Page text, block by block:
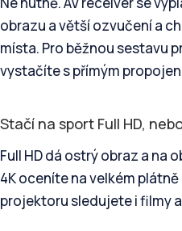
obrazu a větší ozvučení a
místa. Pro běžnou sestavu
vystačíte s přímým
Stačí na sport Full HD,
Full HD dá ostrý obraz a na
4K oceníte na velkém
projektoru sledujete i filmy